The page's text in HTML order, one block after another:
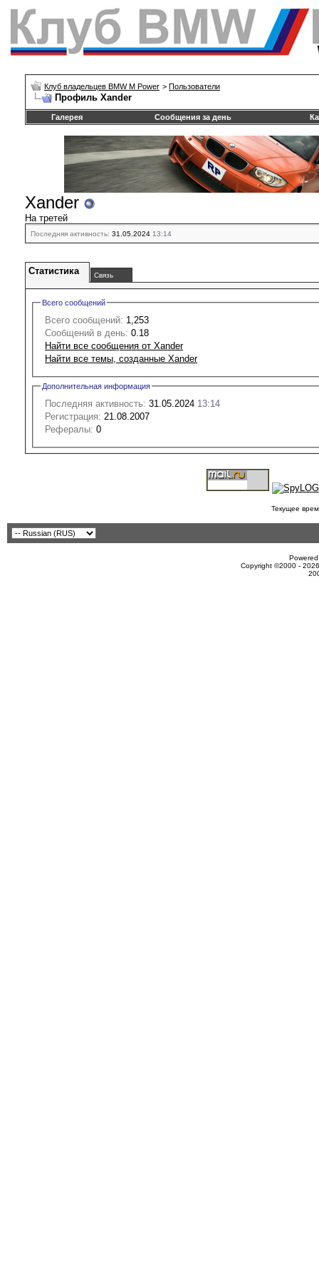
Клуб владельцев BMW M Power > Пользователи
Профиль Xander
Галерея Сообщения за день
Xander
На третей
Последняя активность: 31.05.2024 13:14
Статистика Связь
Всего сообщений
Всего сообщений: 1,253
Сообщений в день: 0.18
Найти все сообщения от Xander
Найти все темы, созданные Xander
Дополнительная информация
Последняя активность: 31.05.2024 13:14
Регистрация: 21.08.2007
Рефералы: 0
Текущее
Copyright ©2000 -